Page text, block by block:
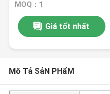
MOQ：1
Giá tốt nhất
Mô Tả SảN PHẩM